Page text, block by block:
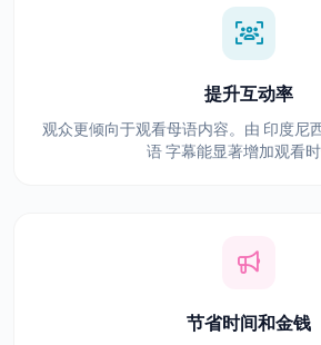
提升互动率
观众更倾向于观看母语内容。由 印度尼
语 字幕能显著增加观看时
节省时间和金钱